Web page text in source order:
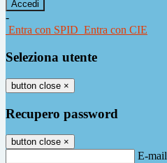
-
Entra con SPID Entra con CIE
Seleziona utente
button close ×
Recupero password
button close ×
E-mail